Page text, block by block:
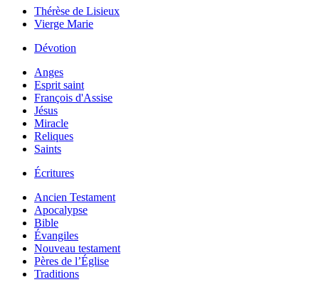
Thérèse de Lisieux
Vierge Marie
Dévotion
Anges
Esprit saint
François d'Assise
Jésus
Miracle
Reliques
Saints
Écritures
Ancien Testament
Apocalypse
Bible
Évangiles
Nouveau testament
Pères de l’Église
Traditions